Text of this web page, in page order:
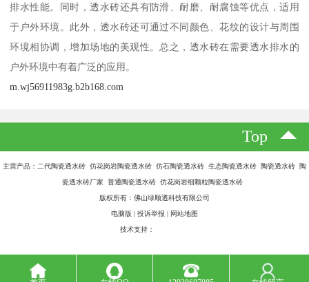
排水性能。同时，透水砖还具有防滑、耐磨、耐腐蚀等优点，适用
于户外环境。此外，透水砖还可通过不同颜色、花纹的设计与周围
环境相协调，增加场地的美观性。总之，透水砖在需要透水排水的
户外环境中有着广泛的应用。
m.wj56911983g.b2b168.com
Top
主营产品：二代陶瓷透水砖 仿花岗岩陶瓷透水砖 仿石陶瓷透水砖 生态陶瓷透水砖 陶瓷透水砖 陶
瓷透水砖厂家 普通陶瓷透水砖 仿花岗岩细颗粒陶瓷透水砖
版权所有：佛山绿顺透科技有限公司
电脑版 | 投诉举报 | 网站地图
技术支持：